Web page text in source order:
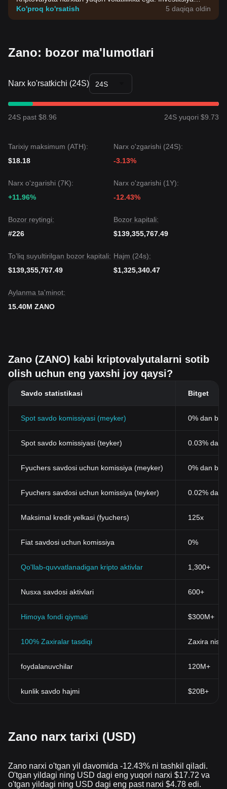
qarorlarini o'zingizning riskga chidamliligingiz asosida qabul
qiling.
Ko'proq ko'rsatish 5 daqiqa oldin
Zano: bozor ma'lumotlari
Narx ko'rsatkichi (24S) 24S
24S past $8.96 24S yuqori $9.73
Tarixiy maksimum (ATH):
$18.18
Narx o'zgarishi (24S):
-3.13%
Narx o'zgarishi (7K):
+11.96%
Narx o'zgarishi (1Y):
-12.43%
Bozor reytingi:
#226
Bozor kapitali:
$139,355,767.49
To’liq suyultirilgan bozor kapitali:
$139,355,767.49
Hajm (24s):
$1,325,340.47
Aylanma ta'minot:
15.40M ZANO
Zano (ZANO) kabi kriptovalyutalarni sotib
olish uchun eng yaxshi joy qaysi?
Savdo statistikasi Bitget
Spot savdo komissiyasi (meyker) 0% dan
Spot savdo komissiyasi (teyker) 0.03% dan
Fyuchers savdosi uchun komissiya (meyker) 0% dan
Fyuchers savdosi uchun komissiya (teyker) 0.02% dan
Maksimal kredit yelkasi (fyuchers) 125x
Fiat savdosi uchun komissiya 0%
Qo'llab-quvvatlanadigan kripto aktivlar 1,300+
Nusxa savdosi aktivlari 600+
Himoya fondi qiymati $300M+
100% Zaxiralar tasdiqi Zaxira
foydalanuvchilar 120M+
kunlik savdo hajmi $20B+
Zano narx tarixi (USD)
Zano narxi o'tgan yil davomida -12.43% ni tashkil qiladi.
O'tgan yildagi ning USD dagi eng yuqori narxi $17.72 va
o'tgan yildagi ning USD dagi eng past narxi $4.78 edi.